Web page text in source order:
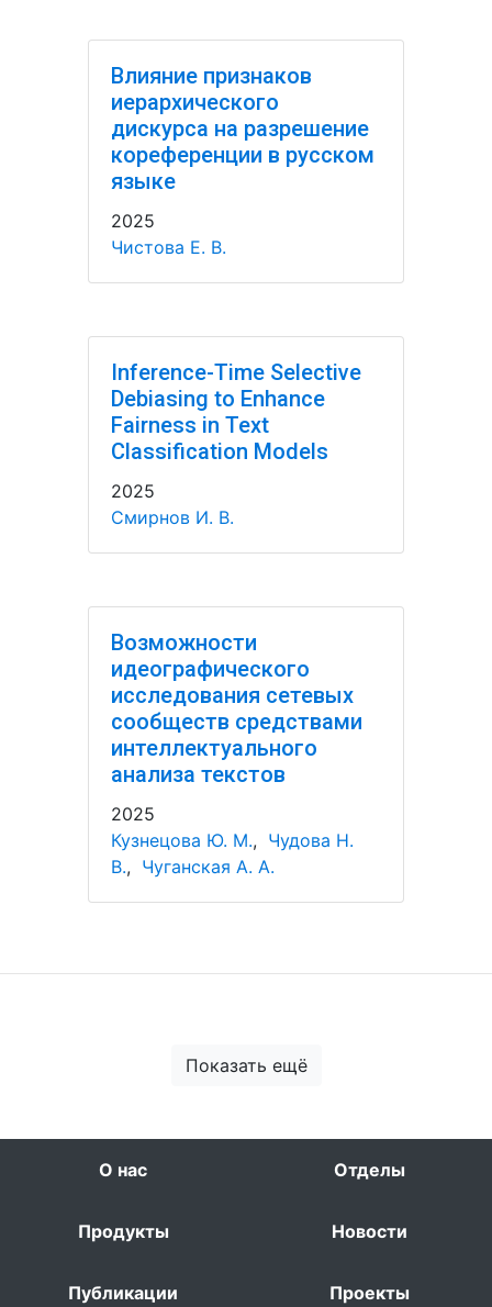
Влияние признаков
иерархического
дискурса на разрешение
кореференции в русском
языке
2025
Чистова Е. В.
Inference-Time Selective
Debiasing to Enhance
Fairness in Text
Classification Models
2025
Смирнов И. В.
Возможности
идеографического
исследования сетевых
сообществ средствами
интеллектуального
анализа текстов
2025
Кузнецова Ю. М., Чудова Н.
В., Чуганская А. А.
Показать ещё
О нас Отделы
Продукты Новости
Публикации Проекты